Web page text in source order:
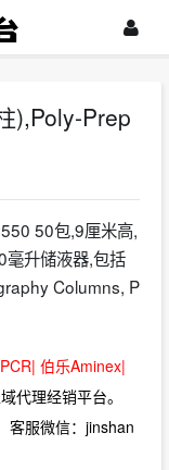
),Poly-Prep
50包,9厘米高,
升储液器,包括
Columns, P
伯乐Aminex|
代理经销平台。
客服微信：jinshan